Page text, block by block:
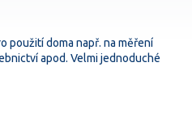
použití doma např. na měření
apod. Velmi jednoduché